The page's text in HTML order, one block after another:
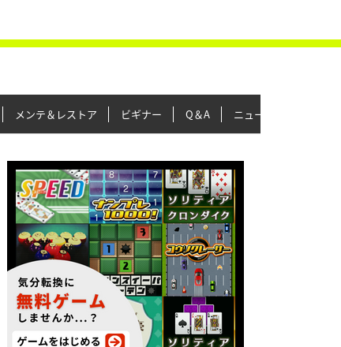
メンテ＆レストア ビギナー Q＆A ニュース＆トピックス